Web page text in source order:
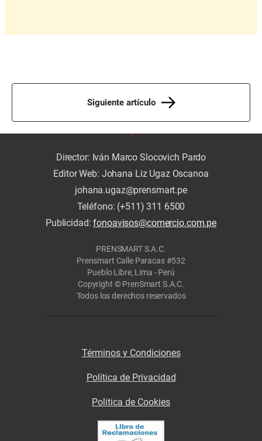
Siguiente artículo
Director: Iván Marco Slocovich Pardo
Editor Web: Johana Liz Ugaz Oscanoa
johana.ugaz@prensmart.pe
Teléfono: (+511) 311 6500
Publicidad:fonoavisos@comercio.com.pe
PRENSMART S.A.C.
Prensmart Calle Paracas #532
Pueblo Libre, Lima - Perú
Copyright © PrenSmart S.A.C.
Todos los derechos reservados
Términos y Condiciones
Política de Privacidad
Politica de Cookies